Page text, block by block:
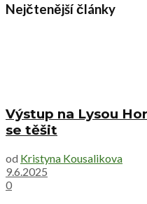
Nejčtenější články
Výstup na Lysou
se těšit
od Kristyna Kousalikova
9.6.2025
0